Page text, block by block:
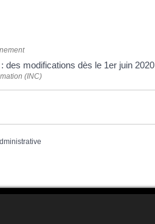
des modifications dès le 1er juin 2020
(INC)